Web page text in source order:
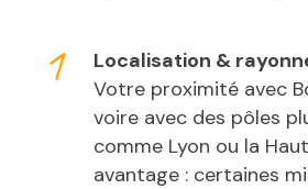
Localisation &
Votre proximité avec
voire avec des pôles
comme Lyon ou la
avantage : certaines